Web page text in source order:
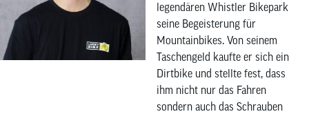
legendären Whistler Bikepark
seine Begeisterung für
Mountainbikes. Von seinem
Taschengeld kaufte er sich ein
Dirtbike und stellte fest, dass
ihm nicht nur das Fahren
sondern auch das Schrauben